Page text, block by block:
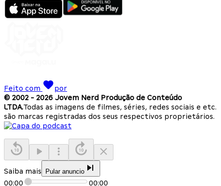
Feito com
por
© 2002 - 2026 Jovem Nerd Produção de Conteúdo
LTDA.Todas as imagens de filmes, séries, redes sociais e etc.
são marcas registradas dos seus respectivos proprietários.
Saiba mais Pular anuncio
00:00 00:00